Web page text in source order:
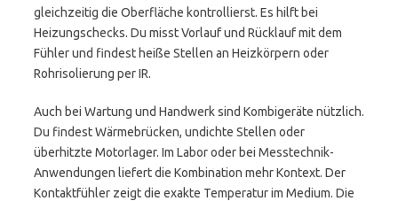
gleichzeitig die Oberfläche kontrollierst. Es hilft bei
Heizungschecks. Du misst Vorlauf und Rücklauf mit dem
Fühler und findest heiße Stellen an Heizkörpern oder
Rohrisolierung per IR.
Auch bei Wartung und Handwerk sind Kombigeräte nützlich.
Du findest Wärmebrücken, undichte Stellen oder
überhitzte Motorlager. Im Labor oder bei Messtechnik-
Anwendungen liefert die Kombination mehr Kontext. Der
Kontaktfühler zeigt die exakte Temperatur im Medium. Die